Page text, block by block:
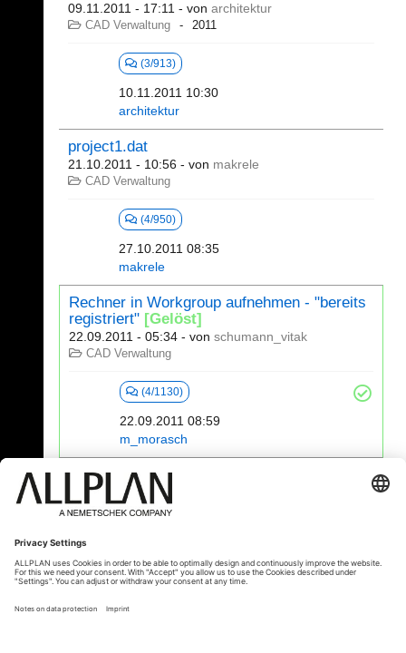
09.11.2011 - 17:11 - von architektur
CAD Verwaltung 2011
(3/913)
10.11.2011 10:30
architektur
project1.dat
21.10.2011 - 10:56 - von makrele
CAD Verwaltung
(4/950)
27.10.2011 08:35
makrele
Rechner in Workgroup aufnehmen - "bereits
registriert" [Gelöst]
22.09.2011 - 05:34 - von schumann_vitak
CAD Verwaltung
(4/1130)
22.09.2011 08:59
m_morasch
561 - 580 (609)
⇤